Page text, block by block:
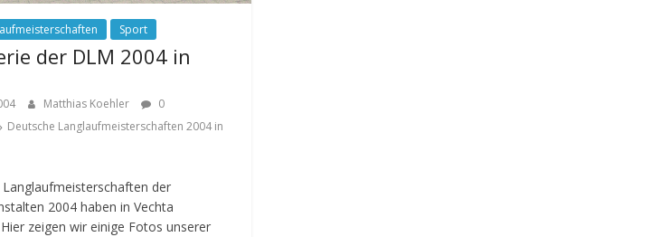
Sport
der DLM 2004 in
Matthias Koehler
0
Deutsche Langlaufmeisterschaften 2004 in
der
2004 haben in Vechta
zeigen wir einige Fotos unserer